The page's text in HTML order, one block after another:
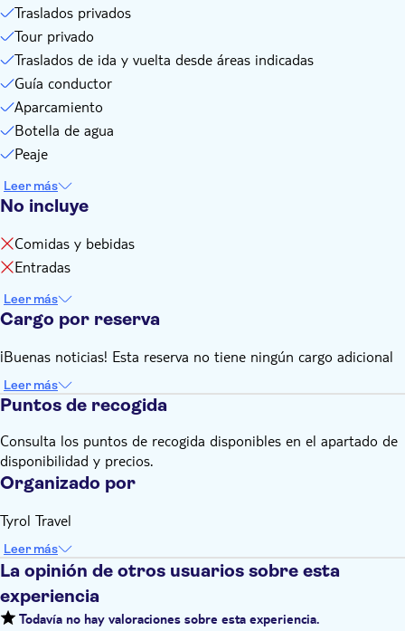
En caso de control fronterizo, los pasajeros sin documentos
válidos pueden verse obligados a abandonar el grupo.
Recuerde llevar:
Un pasaporte válido con un visado Schengen válido (si es
necesario) o un documento de identidad de la UE es
obligatorio
Ropa y calzado cómodos, crema solar, gafas de sol y
sombrero
Traslados privados
Tour privado
Traslados de ida y vuelta desde áreas indicadas
Guía conductor
Aparcamiento
Botella de agua
Peaje
Leer más
No incluye
Comidas y bebidas
Entradas
Leer más
Cargo por reserva
¡Buenas noticias! Esta reserva no tiene ningún cargo adicional
Leer más
Puntos de recogida
Consulta los puntos de recogida disponibles en el apartado de
disponibilidad y precios.
Organizado por
Tyrol Travel
Leer más
La opinión de otros usuarios sobre esta
experiencia
Todavía no hay valoraciones sobre esta experiencia.